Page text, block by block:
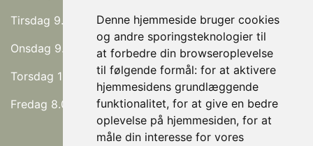
Denne hjemmeside bruger cookies
og andre sporingsteknologier til
at forbedre din browseroplevelse
til følgende formål: for at aktivere
hjemmesidens grundlæggende
funktionalitet, for at give en bedre
oplevelse på hjemmesiden, for at
måle din interesse for vores
Tirsdag 9.00 - 17.00
Onsdag 9.00 - 19.00
Torsdag 11.00 - 17.00
Fredag 8.00 - 16.00